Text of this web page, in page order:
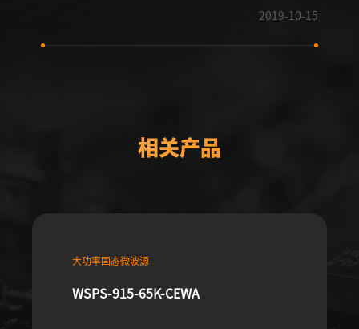
2019-10-15
相关产品
大功率固态微波源
WSPS-915-65K-CEWA